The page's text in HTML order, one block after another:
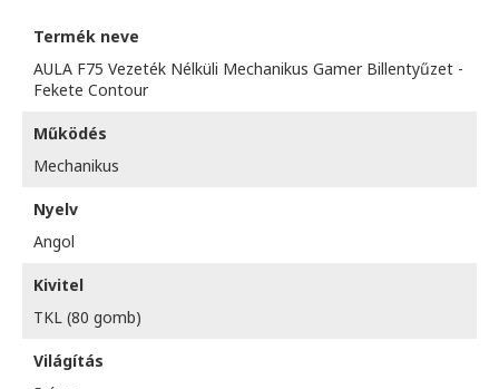
Termék neve
AULA F75 Vezeték Nélküli Mechanikus Gamer Billentyűzet -
Fekete Contour
Működés
Mechanikus
Nyelv
Angol
Kivitel
TKL (80 gomb)
Világítás